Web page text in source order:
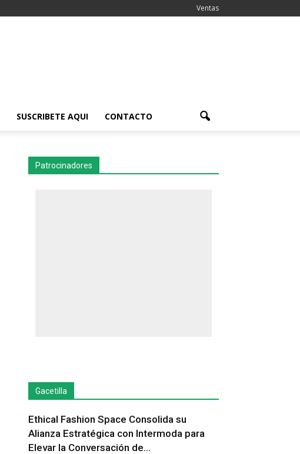
Ventas
SUSCRIBETE AQUI CONTACTO
Patrocinadores
Gacetilla
Ethical Fashion Space Consolida su
Alianza Estratégica con Intermoda para
Elevar la Conversación de...